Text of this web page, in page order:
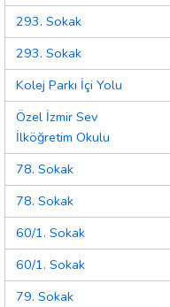
293. Sokak
293. Sokak
Kolej Parkı İçi Yolu
Özel İzmir Sev
İlköğretim Okulu
78. Sokak
78. Sokak
60/1. Sokak
60/1. Sokak
79. Sokak